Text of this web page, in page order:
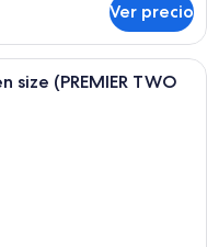
Ver precio
de hotel con dos camas,
size (PREMIER TWO